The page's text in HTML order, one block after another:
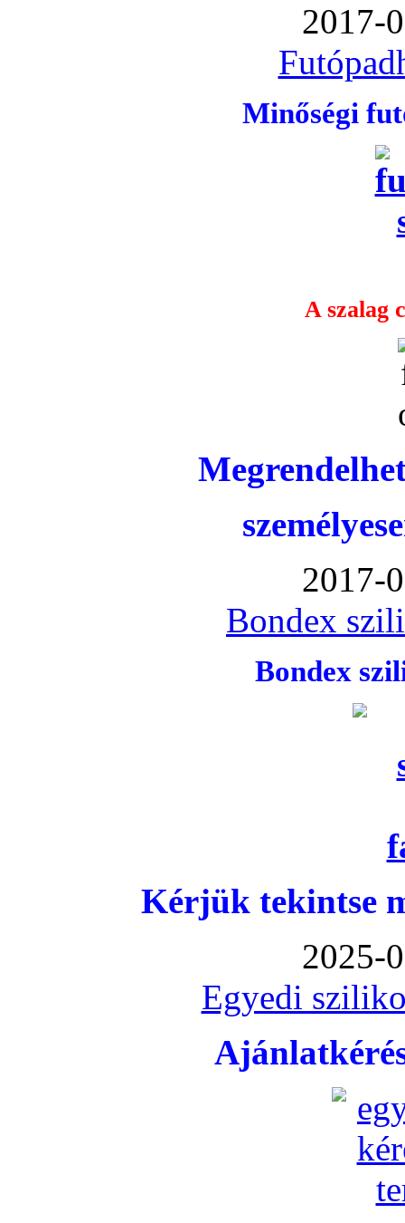
2017-
Minőségi
A szalag
2017-
Bondex
Bondex
Kérjük tekintse
2025-
Egyedi